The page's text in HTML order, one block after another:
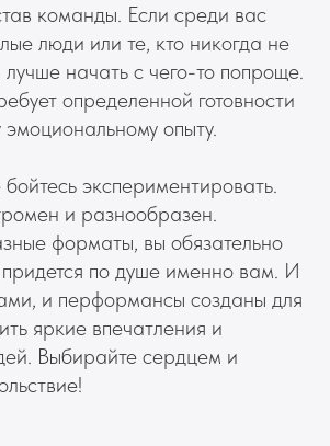
команды. Если среди вас
люди или те, кто никогда не
начать с чего-то попроще.
определенной готовности
опыту.
экспериментировать.
и разнообразен.
форматы, вы обязательно
придется по душе именно вам. И
и перформансы созданы для
яркие впечатления и
Выбирайте сердцем и